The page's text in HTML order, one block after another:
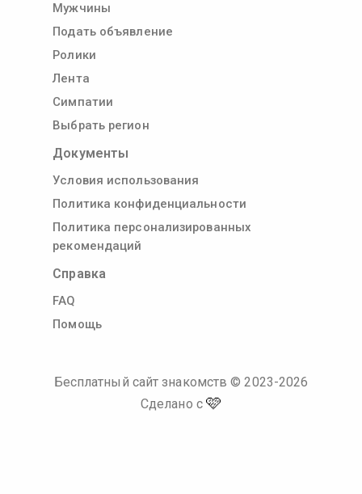
Мужчины
Подать объявление
Ролики
Лента
Симпатии
Выбрать регион
Документы
Условия использования
Политика конфиденциальности
Политика персонализированных
рекомендаций
Справка
FAQ
Помощь
Бесплатный сайт знакомств © 2023-2026
Сделано с 🩷